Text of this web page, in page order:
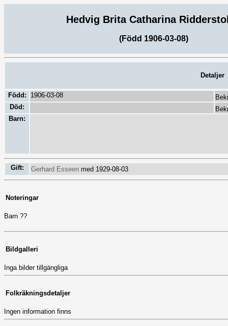
Hedvig Brita Catharina
(Född 1906-03-08)
Detaljer
Född: 1906-03-08
Död:
Barn:
Gift: Gerhard Esseen med 1929-08-03
Noteringar
Barn ??
Bildgalleri
Inga bilder tillgängliga
Folkräkningsdetaljer
Ingen information finns